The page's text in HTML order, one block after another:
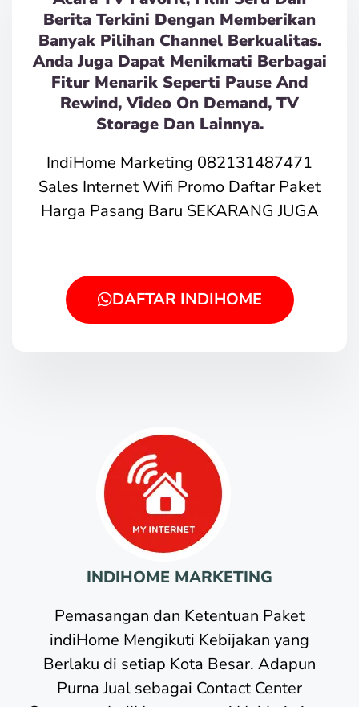
Berita Terkini Dengan Memberikan
Banyak Pilihan Channel Berkualitas.
Anda Juga Dapat Menikmati Berbagai
Fitur Menarik Seperti Pause And
Rewind, Video On Demand, TV
Storage Dan Lainnya.
IndiHome Marketing 082131487471
Sales Internet Wifi Promo Daftar Paket
Harga Pasang Baru SEKARANG JUGA
DAFTAR INDIHOME
INDIHOME MARKETING
Pemasangan dan Ketentuan Paket
indiHome Mengikuti Kebijakan yang
Berlaku di setiap Kota Besar. Adapun
Purna Jual sebagai Contact Center